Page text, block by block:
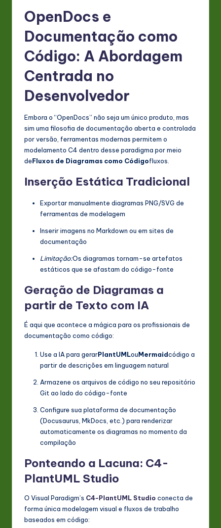
OpenDocs e
Documentação como
Código: A Abordagem
Centrada no
Desenvolvedor
Embora o “OpenDocs” não seja um único produto, mas
sim uma filosofia de documentação aberta e controlada
por versão, ferramentas modernas permitem o
modelamento C4 dentro desse paradigma por meio
deFluxos de Diagramas como Códigofluxos.
Inserção Estática Tradicional
Exportar manualmente diagramas PNG/SVG de
ferramentas de modelagem
Inserir imagens no Markdown ou em sites de
documentação
Limitação:Os diagramas tornam-se artefatos
estáticos que se afastam do código-fonte
Geração de Diagramas a
partir de Texto com IA
É aqui que acontece a mágica para os profissionais de
documentação como código:
Use a IA para gerarPlantUMLouMermaidcódigo a
partir de descrições em linguagem natural
Armazene os arquivos de código no seu repositório
Git ao lado do código-fonte
Configure sua plataforma de documentação
(Docusaurus, MkDocs, etc.) para renderizar
automaticamente os diagramas no momento da
compilação
Ponteando a Lacuna: C4-
PlantUML Studio
O Visual Paradigm’s C4-PlantUML Studio conecta de
forma única modelagem visual e fluxos de trabalho
baseados em código: